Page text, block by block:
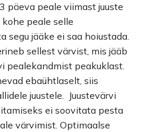
päeva peale viimast juuste
kohe peale selle
segu jääke ei saa hoiustada.
sellest värvist, mis jääb
pealekandmist peakuklast.
ebaühtlaselt, siis
juustele. Juustevärvi
ei soovitata pesta
värvimist. Optimaalse